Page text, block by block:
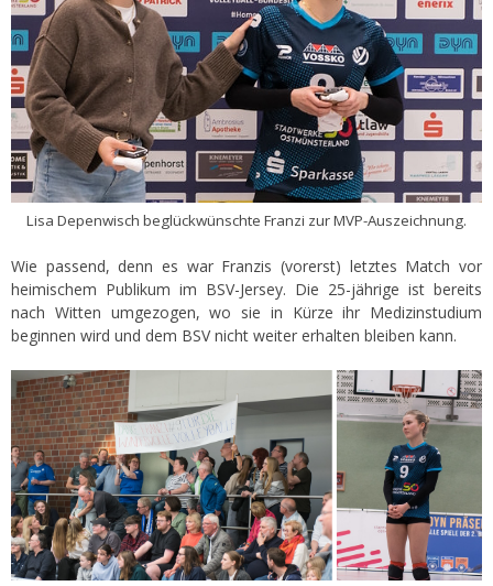
Lisa Depenwisch beglückwünschte Franzi zur MVP-Auszeichnung.
Wie passend, denn es war Franzis (vorerst) letztes Match vor
heimischem Publikum im BSV-Jersey. Die 25-jährige ist bereits
nach Witten umgezogen, wo sie in Kürze ihr Medizinstudium
beginnen wird und dem BSV nicht weiter erhalten bleiben kann.